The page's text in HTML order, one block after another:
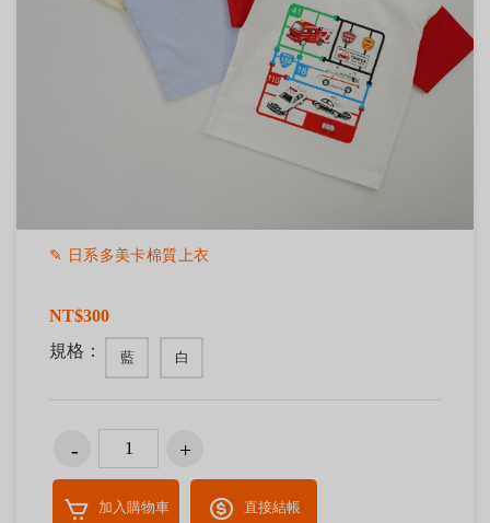
✎ 日系多美卡棉質上衣
NT$300
規格：
藍 白
加入購物車 直接結帳